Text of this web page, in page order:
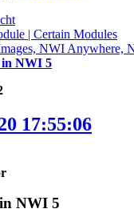
| Certain Modules
NWI Anywhere,
NWI 5
17:55:06
NWI 5